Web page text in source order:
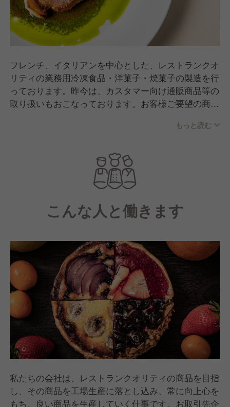
フレンチ、イタリアンを中心とした、レストランクオ
リティの業務用冷凍食品・洋菓子・焼菓子の製造を行
っております。昨今は、カスタマー向け通販商品等の
取り扱いもおこなっております。お客様ご要望の商品
もっと読む
こんな人と働きます
私たちの会社は、レストランクオリティの商品を目指
し、その商品を工場生産に落とし込み、常に向上心を
もち、良い商品を生産していく仕事です。お取引先企